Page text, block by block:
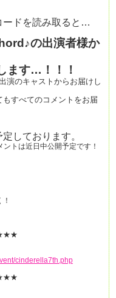
ードを読み取ると…
の出演者様か
ます…！！！
演のキャストからお届けし
すべてのコメントをお届
しております。
ントは近日中公開予定です！
cinderella7th.php